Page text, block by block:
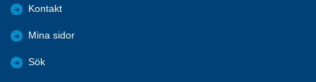
Kontakt
Mina sidor
Sök